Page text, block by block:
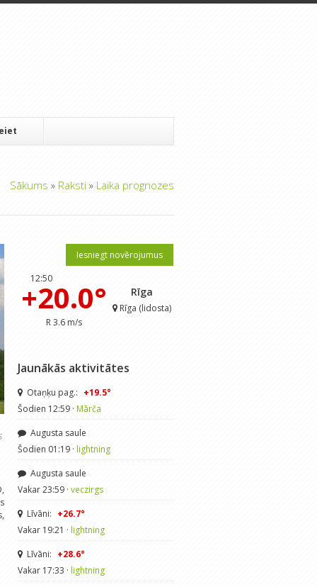
Sākums » Raksti » Laika prognozes
Iesniegt novērojumus
12:50
+20.0°
R 3.6 m/s
Rīga
Rīga (lidosta)
Jaunākās aktivitātes
Otaņķu pag.: +19.5°
Šodien 12:59 · Mārča
Augusta saule
Šodien 01:19 · lightning
Augusta saule
Vakar 23:59 · veczirgs
Līvāni: +26.7°
Vakar 19:21 · lightning
Līvāni: +28.6°
Vakar 17:33 · lightning